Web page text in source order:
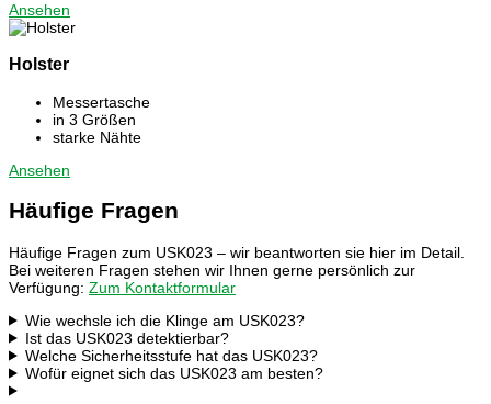
Ansehen
Holster
Messertasche
in 3 Größen
starke Nähte
Ansehen
Häufige Fragen
Häufige Fragen zum USK023 – wir beantworten sie hier im Detail.
Bei weiteren Fragen stehen wir Ihnen gerne persönlich zur
Verfügung: Zum Kontaktformular
Wie wechsle ich die Klinge am USK023?
Ist das USK023 detektierbar?
Welche Sicherheitsstufe hat das USK023?
Wofür eignet sich das USK023 am besten?